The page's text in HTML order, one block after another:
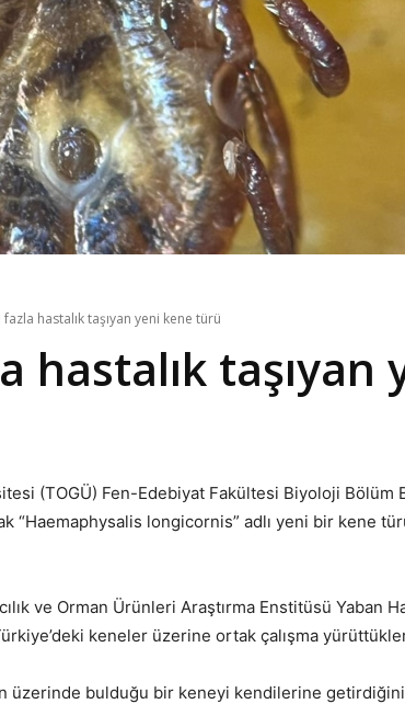
fazla hastalık taşıyan yeni kene türü
hastalık taşıyan
(TOGÜ) Fen-Edebiyat Fakültesi Biyoloji Bölüm
“Haemaphysalis longicornis” adlı yeni bir kene
ve Orman Ürünleri Araştırma Enstitüsü Yaban
keneler üzerine ortak çalışma
üzerinde bulduğu bir keneyi kendilerine